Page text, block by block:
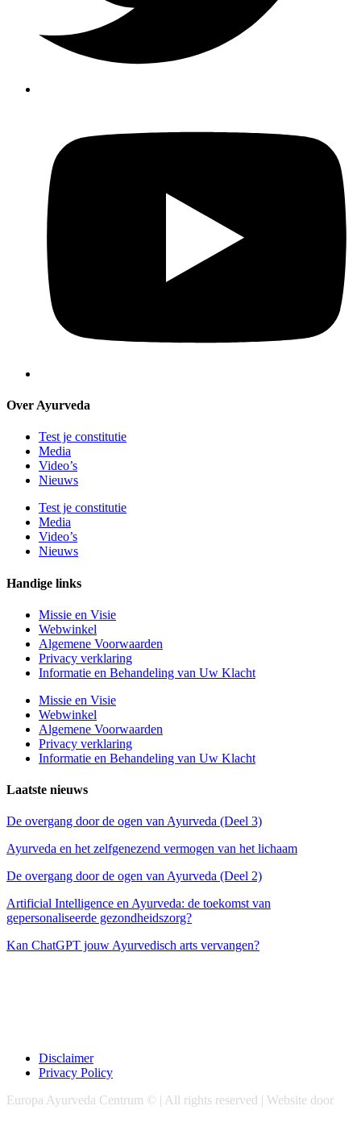
Over Ayurveda
Test je constitutie
Media
Video’s
Nieuws
Test je constitutie
Media
Video’s
Nieuws
Handige links
Missie en Visie
Webwinkel
Algemene Voorwaarden
Privacy verklaring
Informatie en Behandeling van Uw Klacht
Missie en Visie
Webwinkel
Algemene Voorwaarden
Privacy verklaring
Informatie en Behandeling van Uw Klacht
Laatste nieuws
De overgang door de ogen van Ayurveda (Deel 3)
Ayurveda en het zelfgenezend vermogen van het lichaam
De overgang door de ogen van Ayurveda (Deel 2)
Artificial Intelligence en Ayurveda: de toekomst van
gepersonaliseerde gezondheidszorg?
Kan ChatGPT jouw Ayurvedisch arts vervangen?
Disclaimer
Privacy Policy
Europa Ayurveda Centrum © | All rights reserved | Website door